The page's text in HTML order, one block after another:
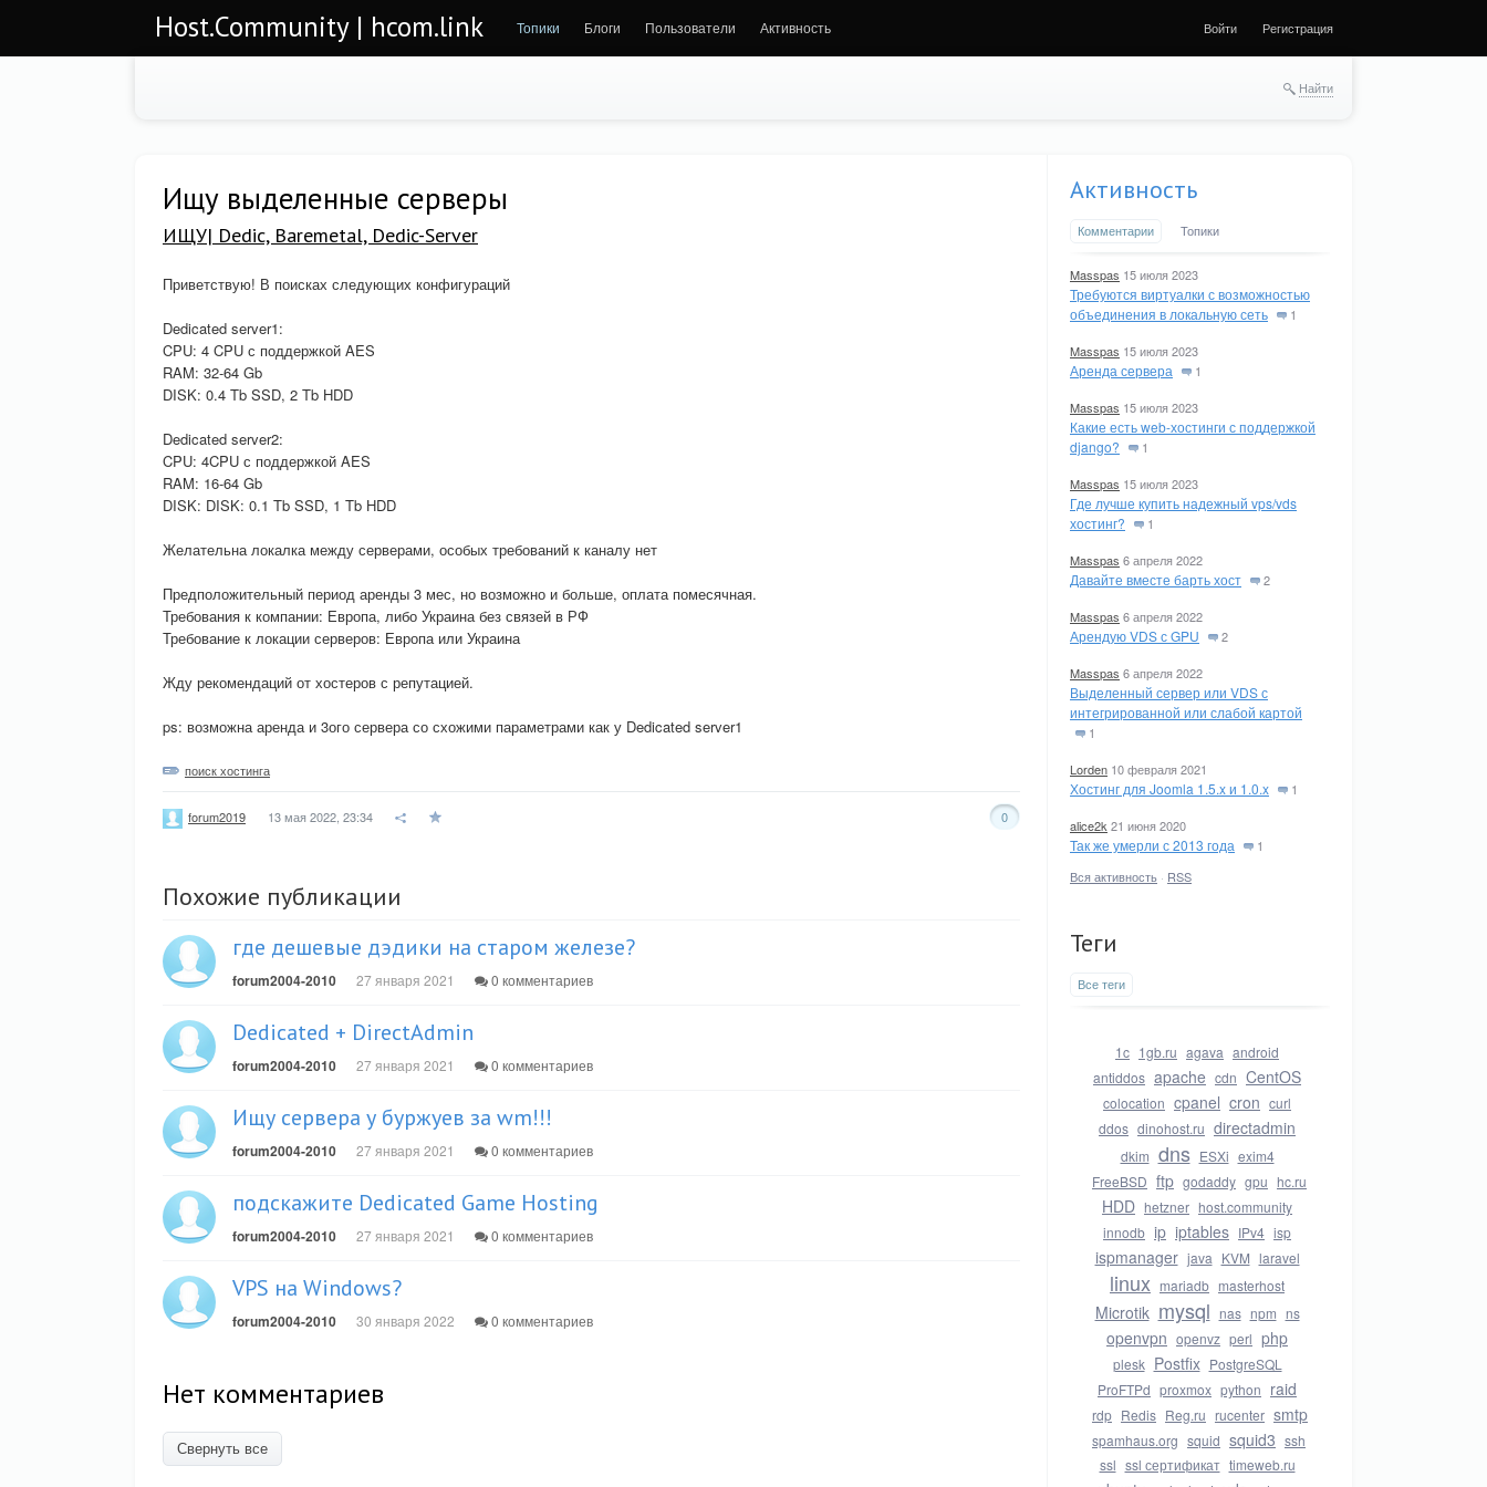
Host.Community | hcom.link Топики Блоги Пользователи Активность Войти Регистрация
Найти
Ищу выделенные серверы
ИЩУ| Dedic, Baremetal, Dedic-Server
Приветствую! В поисках следующих конфигураций
Dedicated server1:
CPU: 4 CPU с поддержкой AES
RAM: 32-64 Gb
DISK: 0.4 Tb SSD, 2 Tb HDD
Dedicated server2:
CPU: 4CPU с поддержкой AES
RAM: 16-64 Gb
DISK: DISK: 0.1 Tb SSD, 1 Tb HDD
Желательна локалка между серверами, особых требований к каналу нет
Предположительный период аренды 3 мес, но возможно и больше, оплата помесячная.
Требования к компании: Европа, либо Украина без связей в РФ
Требование к локации серверов: Европа или Украина
Жду рекомендаций от хостеров с репутацией.
ps: возможна аренда и 3ого сервера со схожими параметрами как у Dedicated server1
поиск хостинга
0
forum2019 13 мая 2022, 23:34
Похожие публикации
где дешевые дэдики на старом железе?
forum2004-2010 27 января 2021 0 комментариев
Dedicated + DirectAdmin
forum2004-2010 27 января 2021 0 комментариев
Ищу сервера у буржуев за wm!!!
forum2004-2010 27 января 2021 0 комментариев
подскажите Dedicated Game Hosting
forum2004-2010 27 января 2021 0 комментариев
VPS на Windows?
forum2004-2010 30 января 2022 0 комментариев
Нет комментариев
Свернуть все
Активность
Комментарии Топики
Masspas 15 июля 2023
Требуются виртуалки с возможностью
объединения в локальную сеть
1
Masspas 15 июля 2023
Аренда сервера 1
Masspas 15 июля 2023
Какие есть web-хостинги с поддержкой
django?
1
Masspas 15 июля 2023
Где лучше купить надежный vps/vds
хостинг?
1
Masspas 6 апреля 2022
Давайте вместе барть хост 2
Masspas 6 апреля 2022
Арендую VDS с GPU 2
Masspas 6 апреля 2022
Выделенный сервер или VDS с
интегрированной или слабой картой
1
Lorden 10 февраля 2021
Хостинг для Joomla 1.5.x и 1.0.x 1
alice2k 21 июня 2020
Так же умерли с 2013 года
1
Вся активность · RSS
Теги
Все теги
1c 1gb.ru agava android
antiddos apache cdn CentOS
colocation cpanel cron curl
ddos dinohost.ru directadmin
dkim dns ESXi exim4
FreeBSD ftp godaddy gpu hc.ru
HDD hetzner host.community
innodb ip iptables IPv4 isp
ispmanager java KVM laravel
linux mariadb masterhost
Microtik mysql nas npm ns
openvpn openvz perl php
plesk Postfix PostgreSQL
ProFTPd proxmox python raid
rdp Redis Reg.ru rucenter smtp
spamhaus.org squid squid3 ssh
ssl ssl сертификат timeweb.ru